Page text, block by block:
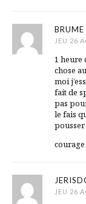
BRUME
JEU 26
1 heure
chose
moi
fait de
pas
le fais
courage
JEU 26